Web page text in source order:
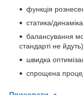
функція
статика/динаміка
балансування
стандарті не йдуть)
швидка
спрощена